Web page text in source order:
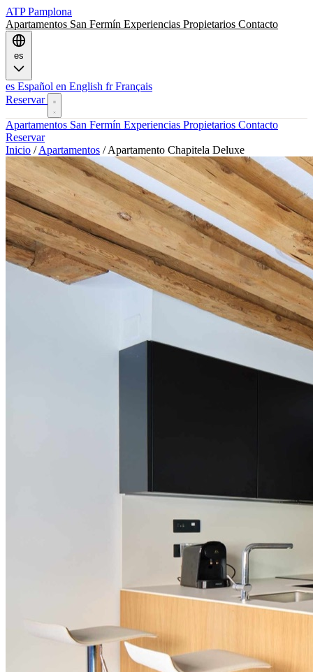
ATPPamplona
Apartamentos San Fermín Experiencias Propietarios Contacto
es
es Español en English fr Français
Reservar
Apartamentos San Fermín Experiencias Propietarios Contacto
Reservar
Inicio / Apartamentos / Apartamento Chapitela Deluxe